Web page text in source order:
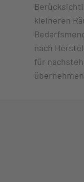
kleineren
nach
für